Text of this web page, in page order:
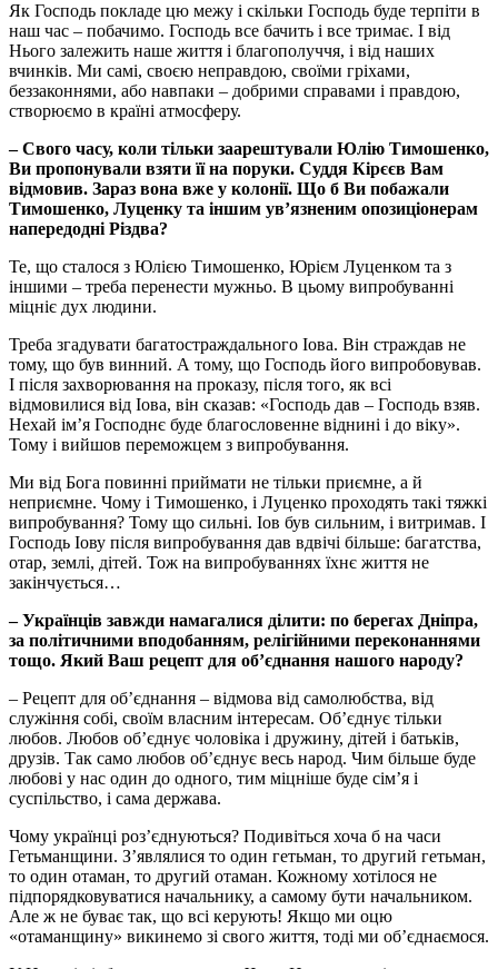
Як Господь покладе цю межу і скільки Господь буде терпіти в
наш час – побачимо. Господь все бачить і все тримає. І від
Нього залежить наше життя і благополуччя, і від наших
вчинків. Ми самі, своєю неправдою, своїми гріхами,
беззаконнями, або навпаки – добрими справами і правдою,
створюємо в країні атмосферу.
– Свого часу, коли тільки заарештували Юлію Тимошенко,
Ви пропонували взяти її на поруки. Суддя Кірєєв Вам
відмовив. Зараз вона вже у колонії. Що б Ви побажали
Тимошенко, Луценку та іншим ув’язненим опозиціонерам
напередодні Різдва?
Те, що сталося з Юлією Тимошенко, Юрієм Луценком та з
іншими – треба перенести мужньо. В цьому випробуванні
міцніє дух людини.
Треба згадувати багатостраждального Іова. Він страждав не
тому, що був винний. А тому, що Господь його випробовував.
І після захворювання на проказу, після того, як всі
відмовилися від Іова, він сказав: «Господь дав – Господь взяв.
Нехай ім’я Господнє буде благословенне віднині і до віку».
Тому і вийшов переможцем з випробування.
Ми від Бога повинні приймати не тільки приємне, а й
неприємне. Чому і Тимошенко, і Луценко проходять такі тяжкі
випробування? Тому що сильні. Іов був сильним, і витримав. І
Господь Іову після випробування дав вдвічі більше: багатства,
отар, землі, дітей. Тож на випробуваннях їхнє життя не
закінчується…
– Українців завжди намагалися ділити: по берегах Дніпра,
за політичними вподобанням, релігійними переконаннями
тощо. Який Ваш рецепт для об’єднання нашого народу?
– Рецепт для об’єднання – відмова від самолюбства, від
служіння собі, своїм власним інтересам. Об’єднує тільки
любов. Любов об’єднує чоловіка і дружину, дітей і батьків,
друзів. Так само любов об’єднує весь народ. Чим більше буде
любові у нас один до одного, тим міцніше буде сім’я і
суспільство, і сама держава.
Чому українці роз’єднуються? Подивіться хоча б на часи
Гетьманщини. З’являлися то один гетьман, то другий гетьман,
то один отаман, то другий отаман. Кожному хотілося не
підпорядковуватися начальнику, а самому бути начальником.
Але ж не буває так, що всі керують! Якщо ми оцю
«отаманщину» викинемо зі свого життя, тоді ми об’єднаємося.